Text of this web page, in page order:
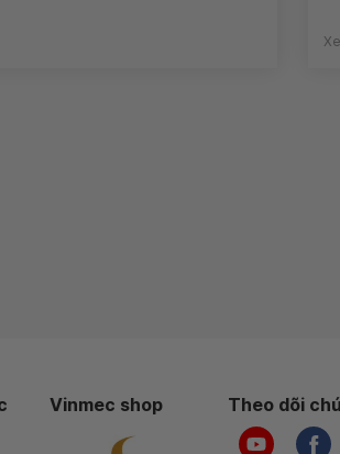
Vinmec shop Theo dõi